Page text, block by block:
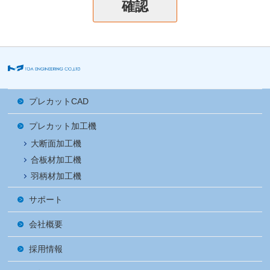
プレカットCAD
プレカット加工機
大断面加工機
合板材加工機
羽柄材加工機
サポート
会社概要
採用情報